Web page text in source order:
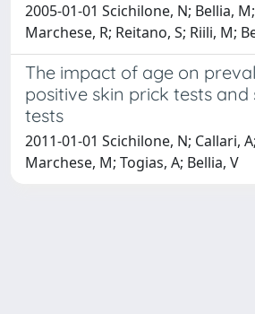
2005-01-01 Scichilone, N; Bellia,
Marchese, R; Reitano, S; Riili, M;
The impact of age on
positive skin prick tests and
tests
2011-01-01 Scichilone, N; Callari,
Marchese, M; Togias, A; Bellia, V